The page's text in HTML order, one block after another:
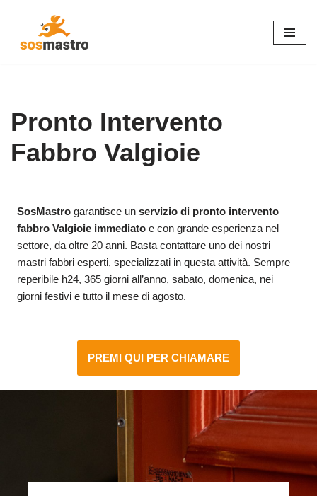
Pronto Intervento
Fabbro Valgioie
SosMastro garantisce unservizio di pronto intervento
fabbro Valgioie immediato e con grande esperienza nel
settore, da oltre 20 anni. Basta contattare uno dei nostri
mastri fabbri esperti, specializzati in questa attività. Sempre
reperibile h24, 365 giorni all’anno, sabato, domenica, nei
giorni festivi e tutto il mese di agosto.
PREMI QUI PER CHIAMARE